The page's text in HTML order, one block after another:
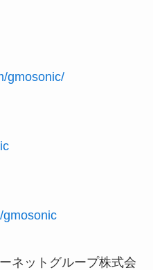
gmosonic/
gmosonic
ネットグループ株式会